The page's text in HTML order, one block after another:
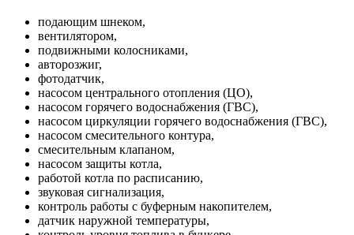
подающим шнеком,
вентилятором,
подвижными колосниками,
авторозжиг,
фотодатчик,
насосом центрального отопления (ЦО),
насосом горячего водоснабжения (ГВС),
насосом циркуляции горячего водоснабжения (ГВС),
насосом смесительного контура,
смесительным клапаном,
насосом защиты котла,
работой котла по расписанию,
звуковая сигнализация,
контроль работы с буферным накопителем,
датчик наружной температуры,